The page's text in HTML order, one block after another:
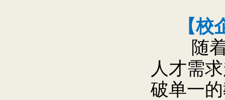
【校企
随着海
人才需
破单一